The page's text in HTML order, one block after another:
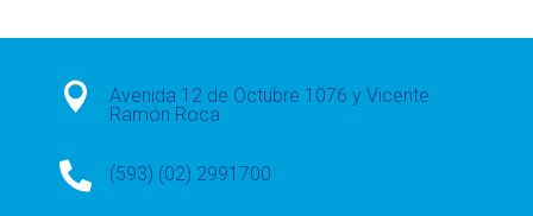

Avenida 12 de Octubre 1076 y Vicente
Ramón Roca
 (593) (02) 2991700